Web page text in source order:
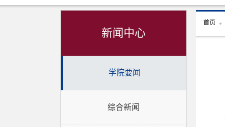
新闻中心
学院要闻
综合新闻
首页